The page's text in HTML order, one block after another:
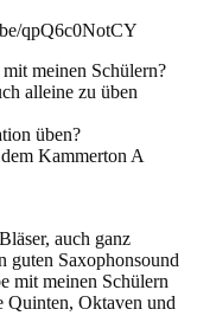
qpQ6c0NotCY
meinen Schülern?
alleine zu üben
üben?
Kammerton A
auch ganz
guten Saxophonsound
mit meinen Schülern
Oktaven und